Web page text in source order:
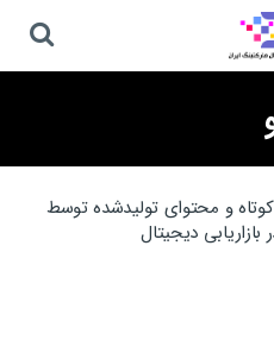
کوتاه و محتوای تولیدشده توسط